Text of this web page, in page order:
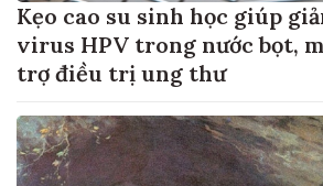
Kẹo cao su sinh học giúp
virus HPV trong nước bọt,
trợ điều trị ung thư